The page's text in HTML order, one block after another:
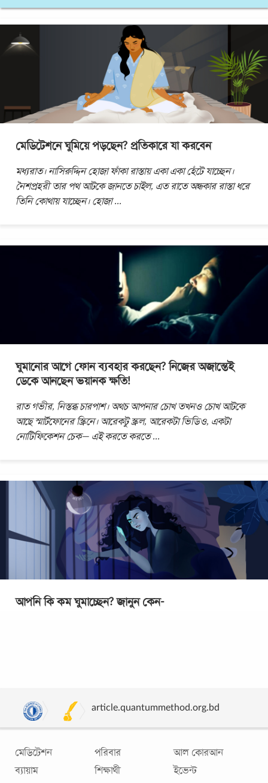
মেডিটেশনে ঘুমিয়ে পড়ছেন? প্রতিকারে যা করবেন
মধ্যরাত। নাসিরুদ্দিন হোজা ফাঁকা রাস্তায় একা একা হেঁটে যাচ্ছেন।
নৈশপ্রহরী তার পথ আটকে জানতে চাইল, এত রাতে অন্ধকার রাস্তা ধরে
তিনি কোথায় যাচ্ছেন। হোজা...
ঘুমানোর আগে ফোন ব্যবহার করছেন? নিজের অজান্তেই
ডেকে আনছেন ভয়ানক ক্ষতি!
রাত গভীর, নিস্তব্ধ চারপাশ। অথচ আপনার চোখ তখনও চোখ আটকে
আছে স্মার্টফোনের স্ক্রিনে। আরেকটু স্ক্রল, আরেকটা ভিডিও, একটা
নোটিফিকেশন চেক— এই করতে করতে...
আপনি কি কম ঘুমাচ্ছেন? জানুন কেন-
article.quantummethod.org.bd
মেডিটেশন
ব্যায়াম
পরিবার
শিক্ষার্থী
আল কোরআন
ইভেন্ট